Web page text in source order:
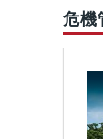
危機